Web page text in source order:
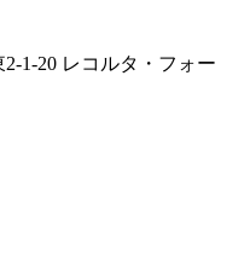
1-20 レコルタ・フォー